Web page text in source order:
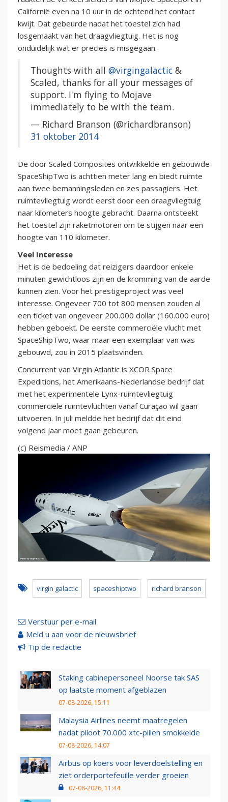
Californië even na 10 uur in de ochtend het contact
kwijt. Dat gebeurde nadat het toestel zich had
losgemaakt van het draagvliegtuig. Het is nog
onduidelijk wat er precies is misgegaan.
Thoughts with all @virgingalactic &
Scaled, thanks for all your messages of
support. I'm flying to Mojave
immediately to be with the team.
— Richard Branson (@richardbranson)
31 oktober 2014
De door Scaled Composites ontwikkelde en gebouwde
SpaceShipTwo is achttien meter lang en biedt ruimte
aan twee bemanningsleden en zes passagiers. Het
ruimtevliegtuig wordt eerst door een draagvliegtuig
naar kilometers hoogte gebracht. Daarna ontsteekt
het toestel zijn raketmotoren om te stijgen naar een
hoogte van 110 kilometer.
Veel Interesse
Het is de bedoeling dat reizigers daardoor enkele
minuten gewichtloos zijn en de kromming van de aarde
kunnen zien. Voor het prestigeproject was veel
interesse. Ongeveer 700 tot 800 mensen zouden al
een ticket van ongeveer 200.000 dollar (160.000 euro)
hebben geboekt. De eerste commerciële vlucht met
SpaceShipTwo, waar maar een exemplaar van was
gebouwd, zou in 2015 plaatsvinden.
Concurrent van Virgin Atlantic is XCOR Space
Expeditions, het Amerikaans-Nederlandse bedrijf dat
met het experimentele Lynx-ruimtevliegtuig
commerciële ruimtevluchten vanaf Curaçao wil gaan
uitvoeren. In juli meldde het bedrijf dat dit eind
volgend jaar moet gaan gebeuren.
(c) Reismedia / ANP
virgin galactic spaceshiptwo richard branson
Verstuur per e-mail
Meld u aan voor de nieuwsbrief
Tip de redactie
Staking cabinepersoneel Noorse tak SAS
op laatste moment afgeblazen
07-08-2026, 15:11
Malaysia Airlines neemt maatregelen
nadat piloot 70.000 xtc-pillen smokkelde
07-08-2026, 14:07
Airbus op koers voor leverdoelstelling en
ziet orderportefeuille verder groeien
07-08-2026, 11:44